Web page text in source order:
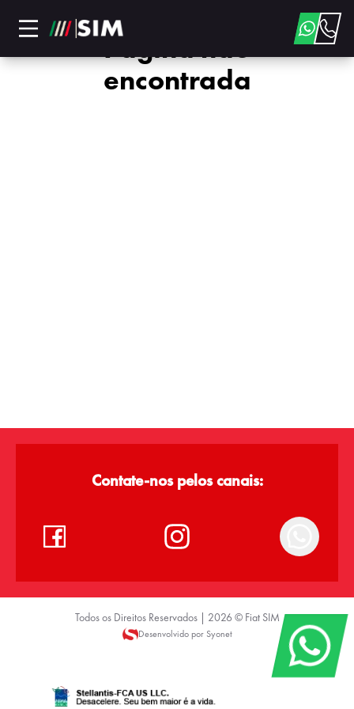
Página não
encontrada
Contate-nos pelos canais:
Todos os Direitos Reservados | 2026 © Fiat SIM
Desenvolvido por Syonet